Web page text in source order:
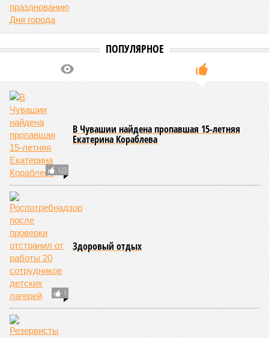
ПОПУЛЯРНОЕ
123
В Чувашии найдена пропавшая 15-летняя
Екатерина Кораблева
1
Здоровый отдых